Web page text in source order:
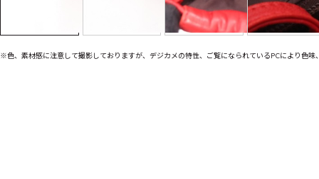
※色、素材感に注意して撮影しておりますが、デジカメの特性、ご覧になられているPCにより色味